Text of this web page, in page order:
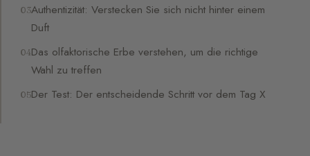
Authentizität: Verstecken Sie sich nicht hinter einem
Duft
Das olfaktorische Erbe verstehen, um die richtige
Wahl zu treffen
Der Test: Der entscheidende Schritt vor dem Tag X